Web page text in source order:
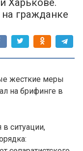
Харькове.
гражданке
жесткие меры
на брифинге в
ситуации,